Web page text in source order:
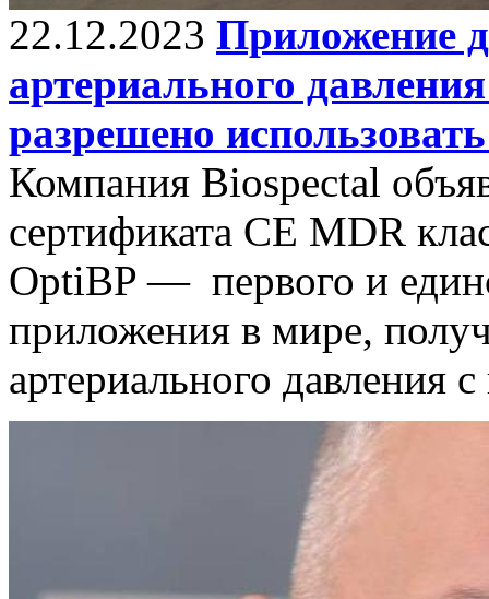
22.12.2023 Приложение
артериального
разрешено
Компания Biospectal
сертификата CE MDR
OptiBP — первого и
приложения в мире,
артериального